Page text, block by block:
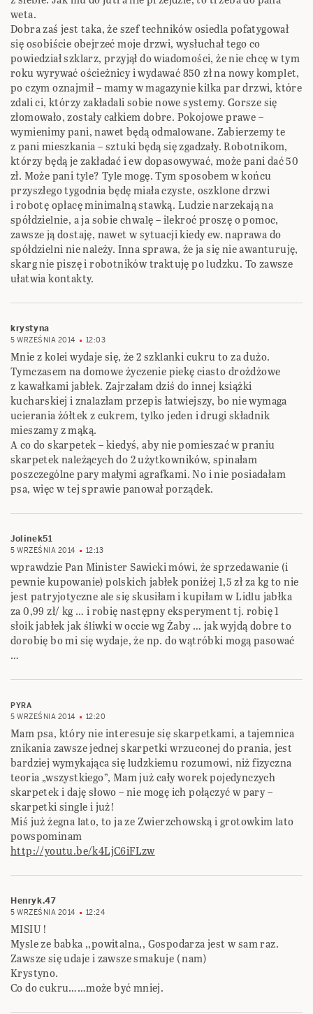
weta.
Dobra zaś jest taka, że szef techników osiedla pofatygował
się osobiście obejrzeć moje drzwi, wysłuchał tego co
powiedział szklarz, przyjął do wiadomości, że nie chcę w tym
roku wyrywać ościeżnicy i wydawać 850 zł na nowy komplet,
po czym oznajmił – mamy w magazynie kilka par drzwi, które
zdali ci, którzy zakładali sobie nowe systemy. Gorsze się
złomowało, zostały całkiem dobre. Pokojowe prawe –
wymienimy pani, nawet będą odmalowane. Zabierzemy te
z pani mieszkania – sztuki będą się zgadzały. Robotnikom,
którzy będą je zakładać i ew dopasowywać, może pani dać 50
zł. Może pani tyle? Tyle mogę. Tym sposobem w końcu
przyszłego tygodnia będę miała czyste, oszklone drzwi
i robotę opłacę minimalną stawką. Ludzie narzekają na
spółdzielnie, a ja sobie chwalę – ilekroć proszę o pomoc,
zawsze ją dostaję, nawet w sytuacji kiedy ew. naprawa do
spółdzielni nie należy. Inna sprawa, że ja się nie awanturuję,
skarg nie piszę i robotników traktuję po ludzku. To zawsze
ułatwia kontakty.
krystyna
5 WRZEŚNIA 2014 12:03
Mnie z kolei wydaje się, że 2 szklanki cukru to za dużo.
Tymczasem na domowe życzenie piekę ciasto drożdżowe
z kawałkami jabłek. Zajrzałam dziś do innej książki
kucharskiej i znalazłam przepis łatwiejszy, bo nie wymaga
ucierania żółtek z cukrem, tylko jeden i drugi składnik
mieszamy z mąką.
A co do skarpetek – kiedyś, aby nie pomieszać w praniu
skarpetek należących do 2 użytkowników, spinałam
poszczególne pary małymi agrafkami. No i nie posiadałam
psa, więc w tej sprawie panował porządek.
Jolinek51
5 WRZEŚNIA 2014 12:13
wprawdzie Pan Minister Sawicki mówi, że sprzedawanie (i
pewnie kupowanie) polskich jabłek poniżej 1,5 zł za kg to nie
jest patryjotyczne ale się skusiłam i kupiłam w Lidlu jabłka
za 0,99 zł/ kg … i robię następny eksperyment tj. robię 1
słoik jabłek jak śliwki w occie wg Żaby … jak wyjdą dobre to
dorobię bo mi się wydaje, że np. do wątróbki mogą pasować
…
PYRA
5 WRZEŚNIA 2014
12:20
Mam psa, który nie interesuje się skarpetkami, a tajemnica
znikania zawsze jednej skarpetki wrzuconej do prania, jest
bardziej wymykająca się ludzkiemu rozumowi, niż fizyczna
teoria „wszystkiego”, Mam już cały worek pojedynczych
skarpetek i daję słowo – nie mogę ich połączyć w pary –
skarpetki single i już!
Miś już żegna lato, to ja ze Zwierzchowską i grotowkim lato
powspominam
http://youtu.be/k4LjC6iFLzw
Henryk.47
5 WRZEŚNIA 2014 12:24
MISIU !
Mysle ze babka ,,powitalna,, Gospodarza jest w sam raz.
Zawsze się udaje i zawsze smakuje ( nam)
Krystyno.
Co do cukru……może być mniej.